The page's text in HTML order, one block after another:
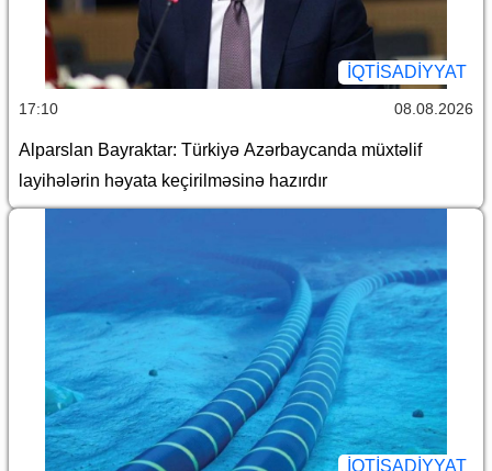
İQTİSADİYYAT
17:10 08.08.2026
Alparslan Bayraktar: Türkiyə Azərbaycanda müxtəlif
layihələrin həyata keçirilməsinə hazırdır
İQTİSADİYYAT